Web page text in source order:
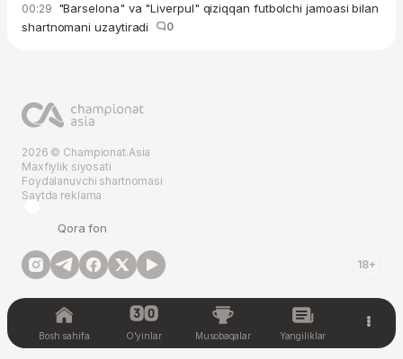
00:29 "Barselona" va "Liverpul" qiziqqan futbolchi jamoasi bilan
shartnomani uzaytiradi
0
2026 © Championat.Asia
Maxfiylik siyosati
Foydalanuvchi shartnomasi
Saytda reklama
Qora fon
18+
Bosh sahifa O'yinlar Musobaqalar Yangiliklar